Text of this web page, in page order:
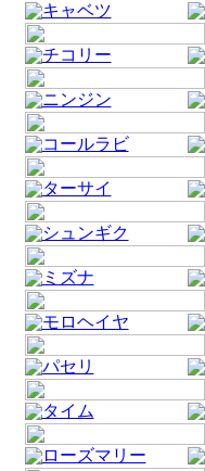
キャベツ
チコリー
ニンジン
コールラビ
ターサイ
シュンギク
ミズナ
モロヘイヤ
パセリ
タイム
ローズマリー